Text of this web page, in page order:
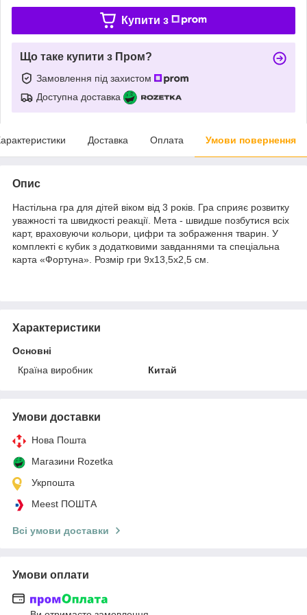
Купити з
Що таке купити з Пром?
Замовлення під захистом
Доступна доставка
Доставка Оплата Умови повернення
Опис
Настільна гра для дітей віком від 3 років. Гра сприяє розвитку
уважності та швидкості реакції. Мета - швидше позбутися всіх
карт, враховуючи кольори, цифри та зображення тварин. У
комплекті є кубик з додатковими завданнями та спеціальна
карта «Фортуна». Розмір гри 9х13,5х2,5 см.
Характеристики
Основні
Країна виробник
Китай
Умови доставки
Нова Пошта
Магазини Rozetka
Укрпошта
Meest ПОШТА
Всі умови доставки
Умови оплати